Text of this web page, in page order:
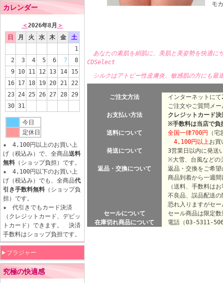
カレンダー
＜2026年8月 ＞
日
月 火 水 木 金
土
1
2
3 4 5 6 7
8
9 10 11 12 13 14
15
16 17 18 19 20 21
22
23 24 25 26 27 28
29
30 31
今日
定休日
★ 4,100円以上のお買い上
げ（税込み）で、全商品送料
無料 （ショップ負担）です。
★ 4,100円以下のお買い上
げ（税込み）でも、全商品代
引き手数料無料 （ショップ負
担）です。
★ 代引きでもカード決済
（クレジットカード、デビッ
トカード）できます。 決済
手数料はショップ負担です。
ブラジャー
究極の快適感
モカ
あなたの素肌を絹肌に、美肌と美姿勢を快適に
CDSelect
シルクはアトピー性皮膚炎、敏感肌の方にも最
ご注文方法
インターネットにて
ご注文やご質問メー
お支払い方法
クレジットカード決
※手数料は当店で負
送料について
全国一律700円
（
4,100円以上お買
発送について
3営業日以内に発送
※大雪、台風などの
返品・交換について
返品・交換をご希望
商品到着から一週間
（送料、手数料はお
不良品、誤品配送の
恐れ入りますがセー
セールについて
セール商品は限定数
在庫切れ商品について
電話（03-5311-